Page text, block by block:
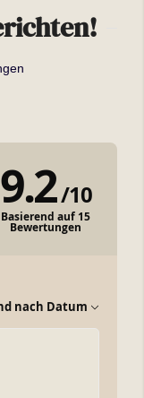
9.2/10
Basierend auf 15
Bewertungen
nach Datum